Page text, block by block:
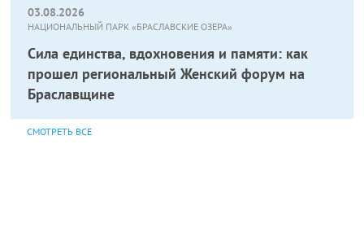
03.08.2026
НАЦИОНАЛЬНЫЙ ПАРК «БРАСЛАВСКИЕ ОЗЕРА»
Сила единства, вдохновения и памяти: как
прошел региональный Женский форум на
Браславщине
СМОТРЕТЬ ВСЕ